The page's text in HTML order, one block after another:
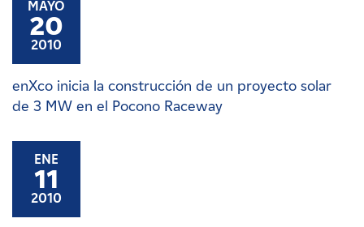
MAYO
20
2010
enXco inicia la construcción de un proyecto solar
de 3 MW en el Pocono Raceway
ENE
11
2010